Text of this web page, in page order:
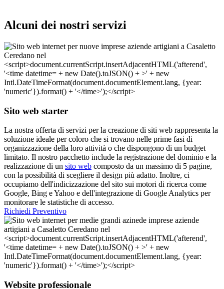
Alcuni dei nostri servizi
Sito web starter
La nostra offerta di servizi per la creazione di siti web rappresenta la
soluzione ideale per coloro che si trovano nelle prime fasi di
organizzazione della loro attività o che dispongono di un budget
limitato. Il nostro pacchetto include la registrazione del dominio e la
realizzazione di un sito web composto da un massimo di 5 pagine,
con la possibilità di scegliere il design più adatto. Inoltre, ci
occupiamo dell'indicizzazione del sito sui motori di ricerca come
Google, Bing e Yahoo e dell'integrazione di Google Analytics per
monitorare le statistiche di accesso.
Richiedi Preventivo
Website professionale